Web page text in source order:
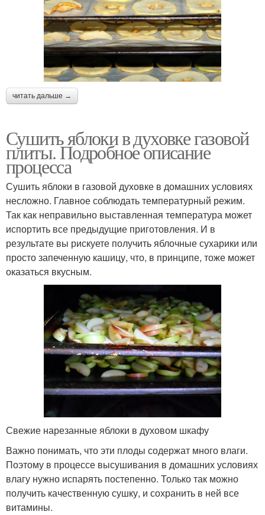
читать дальше →
Сушить яблоки в духовке газовой
плиты. Подробное описание
процесса
Сушить яблоки в газовой духовке в домашних условиях
несложно. Главное соблюдать температурный режим.
Так как неправильно выставленная температура может
испортить все предыдущие приготовления. И в
результате вы рискуете получить яблочные сухарики или
просто запеченную кашицу, что, в принципе, тоже может
оказаться вкусным.
Свежие нарезанные яблоки в духовом шкафу
Важно понимать, что эти плоды содержат много влаги.
Поэтому в процессе высушивания в домашних условиях
влагу нужно испарять постепенно. Только так можно
получить качественную сушку, и сохранить в ней все
витамины.